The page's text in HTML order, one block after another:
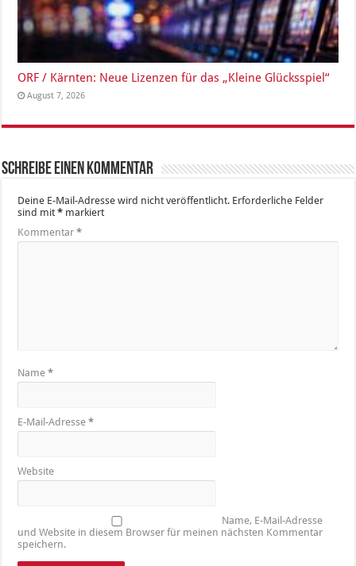
ORF / Kärnten: Neue Lizenzen für das „Kleine Glücksspiel“
August 7, 2026
Schreibe einen Kommentar
Deine E-Mail-Adresse wird nicht veröffentlicht. Erforderliche Felder
sind mit* markiert
Kommentar*
Name*
E-Mail-Adresse*
Website
Name, E-Mail-Adresse
und Website in diesem Browser für meinen nächsten Kommentar
speichern.